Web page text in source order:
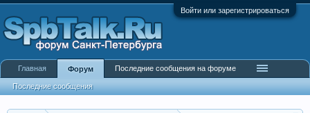
Войти или зарегистрироваться
Главная Форум
Последние сообщения
Последние сообщения на форуме